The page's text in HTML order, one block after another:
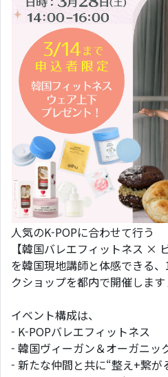
人気のK-POPに合わせて行う
【韓国バレエフィットネス ×
を韓国現地講師と体感できる
クショップを都内で開催しま
イベント構成は、
- K-POPバレエフィットネス
- 韓国ヴィーガン＆オーガニッ
- 新たな仲間と共に“整え+繋が